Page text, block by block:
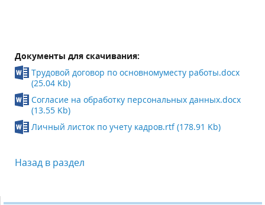
Документы для скачивания:
Трудовой договор по основномуместу работы.docx
(25.04 Kb)
Согласие на обработку персональных данных.docx
(13.55 Kb)
Личный листок по учету кадров.rtf (178.91 Kb)
Назад в раздел